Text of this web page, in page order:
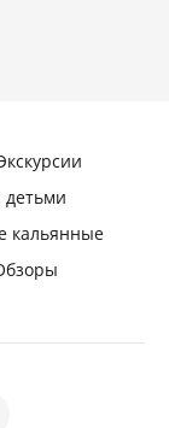
детьми
кальянные